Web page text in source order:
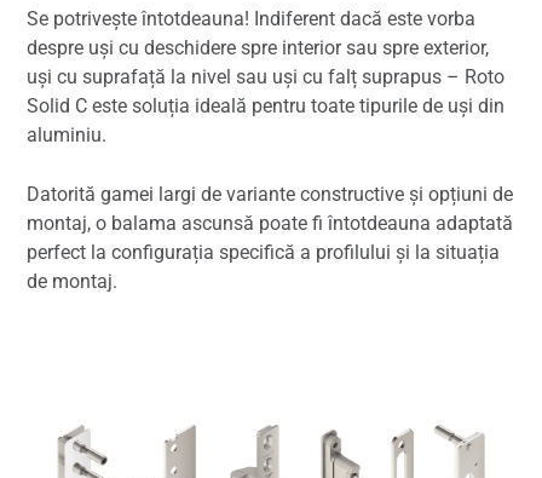
Se potrivește întotdeauna! Indiferent dacă este vorba
despre uși cu deschidere spre interior sau spre exterior,
uși cu suprafață la nivel sau uși cu falț suprapus – Roto
Solid C este soluția ideală pentru toate tipurile de uși din
aluminiu.
Datorită gamei largi de variante constructive și opțiuni de
montaj, o balama ascunsă poate fi întotdeauna adaptată
perfect la configurația specifică a profilului și la situația
de montaj.